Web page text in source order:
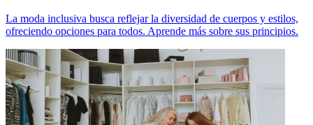
La moda inclusiva busca reflejar la diversidad de cuerpos y estilos,
ofreciendo opciones para todos. Aprende más sobre sus principios.